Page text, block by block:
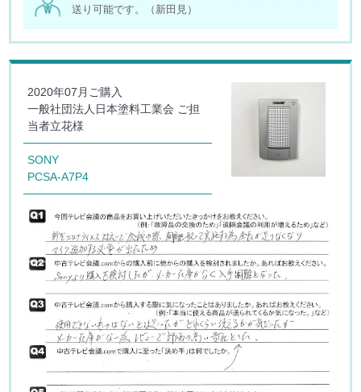
送り可能です。（新田見）
2020年07月ご購入
一般社団法人日本塗料工業会 ご担
当者立花様
SONY
PCSA-A7P4